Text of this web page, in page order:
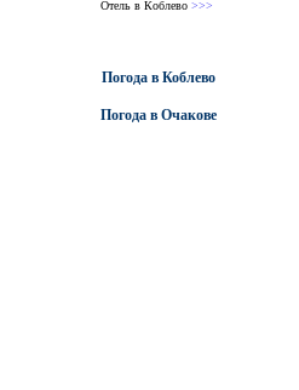
Отель в Коблево >>>
Погода в Коблево
Погода в Очакове